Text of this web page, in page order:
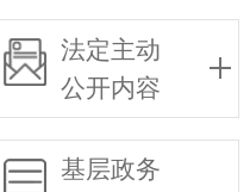
法定主动
公开内容
基层政务